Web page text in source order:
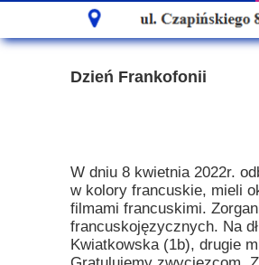
Dzień Frankofonii
W dniu 8 kwietnia 2022r.
w kolory francuskie, mieli
filmami francuskimi.
francuskojęzycznych. Na
Kwiatkowska (1b), drugie
Historia szkoły
Rada Szkoły
Sukcesy
Edukator roku